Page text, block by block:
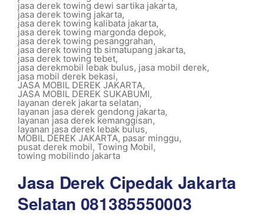
jasa derek towing dewi sartika jakarta,
jasa derek towing jakarta,
jasa derek towing kalibata jakarta,
jasa derek towing margonda depok,
jasa derek towing pesanggrahan,
jasa derek towing tb simatupang jakarta,
jasa derek towing tebet,
jasa derekmobil lebak bulus, jasa mobil derek,
jasa mobil derek bekasi,
JASA MOBIL DEREK JAKARTA,
JASA MOBIL DEREK SUKABUMI,
layanan derek jakarta selatan,
layanan jasa derek gendong jakarta,
layanan jasa derek kemanggisan,
layanan jasa derek lebak bulus,
MOBIL DEREK JAKARTA, pasar minggu,
pusat derek mobil, Towing Mobil,
towing mobilindo jakarta
Jasa Derek Cipedak Jakarta
Selatan 081385550003